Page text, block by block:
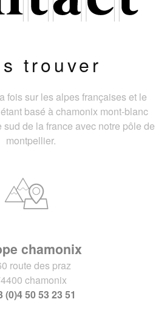
trouver
fois sur les alpes françaises et le
basé à chamonix mont-blanc
de la france avec notre pôle de
montpellier.
chamonix
route des praz
chamonix
(0)4 50 53 23 51